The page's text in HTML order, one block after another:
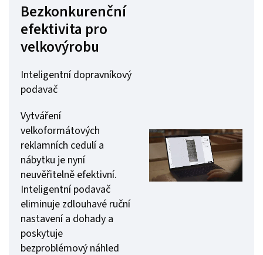
Bezkonkurenční
efektivita pro
velkovýrobu
Inteligentní dopravníkový
podavač
Vytváření
velkoformátových
reklamních cedulí a
nábytku je nyní
neuvěřitelně efektivní.
Inteligentní podavač
eliminuje zdlouhavé ruční
nastavení a dohady a
poskytuje
bezproblémový náhled